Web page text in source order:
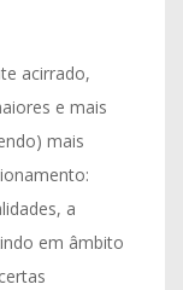
acirrado,
e mais
mais
a
em âmbito